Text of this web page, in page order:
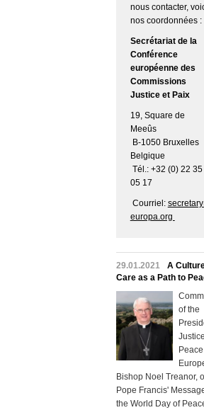
nous contacter,
nos coordonnées :
Secrétariat de la
Conférence
européenne des
Commissions
Justice et Paix
19, Square de
Meeûs
B-1050 Bruxelles
Belgique
Tél.: +32 (0) 22 35
05 17
Courriel:
europa.org
29.01.2021
A
Care as a Path to
of the
Peace
Bishop Noel Treanor,
Pope Francis'
the World Day of